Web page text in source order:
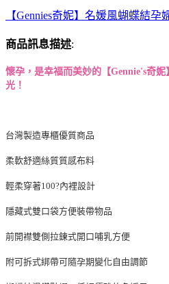
【Gennies奇妮】名媛風蝴蝶結
商品訊息描述:
懷孕，是幸福而美妙的 【Gennie's奇妮
光！
台灣製造專櫃優質商品
柔軟舒適絲質質感布料
輕柔穿著100?內裡設計
隱藏式雙口袋方便裝帶物品
前開襟雙側拉鍊式開口哺乳方便
附可拆式綁帶可隨孕期變化自由調節